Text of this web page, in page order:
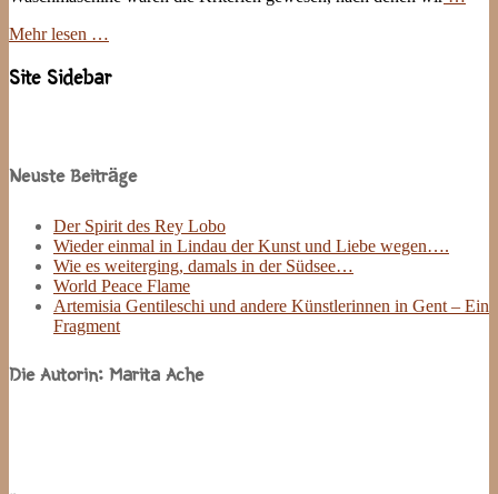
Mehr lesen …
Site Sidebar
Neuste Beiträge
Der Spirit des Rey Lobo
Wieder einmal in Lindau der Kunst und Liebe wegen….
Wie es weiterging, damals in der Südsee…
World Peace Flame
Artemisia Gentileschi und andere Künstlerinnen in Gent – Ein
Fragment
Die Autorin: Marita Ache